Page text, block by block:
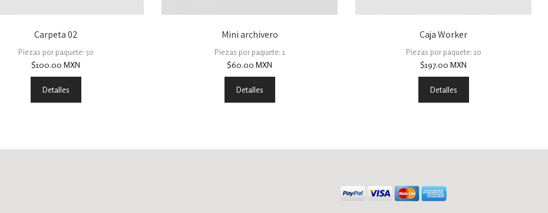
Carpeta 02
Piezas por paquete: 50
$100.00 MXN
Detalles
Mini archivero
Piezas por paquete: 1
$60.00 MXN
Detalles
Caja Worker
Piezas por paquete: 10
$197.00 MXN
Detalles